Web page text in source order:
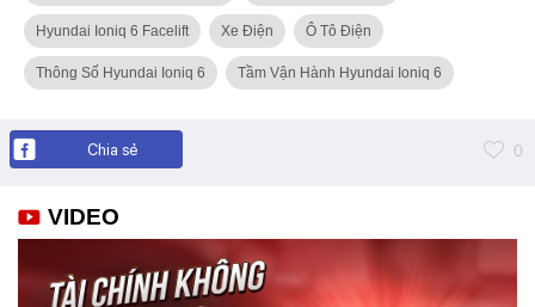
Hyundai Ioniq 6 Facelift Xe Điện Ô Tô Điện
Thông Số Hyundai Ioniq 6 Tầm Vận Hành Hyundai Ioniq 6
Chia sẻ 0
VIDEO